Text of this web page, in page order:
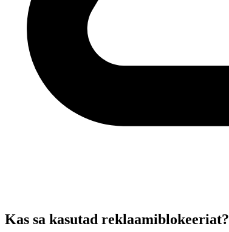
Kas sa kasutad reklaamiblokeeriat?